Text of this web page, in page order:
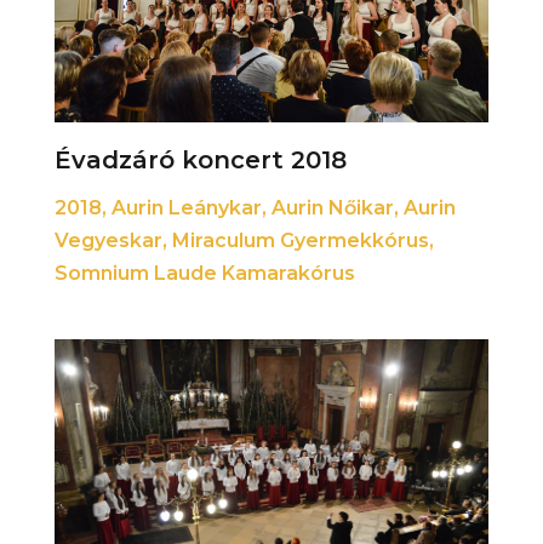
Évadzáró koncert 2018
2018, Aurin Leánykar, Aurin Nőikar, Aurin
Vegyeskar, Miraculum Gyermekkórus,
Somnium Laude Kamarakórus